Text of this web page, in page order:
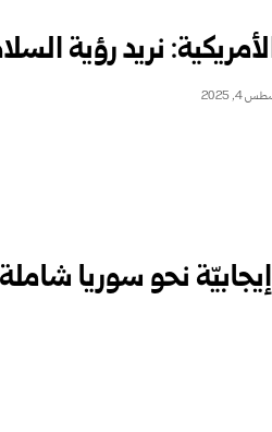
نريد رؤية
4, 2025
نحو سوريا شاملة